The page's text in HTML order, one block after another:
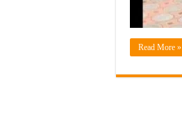
Read More »